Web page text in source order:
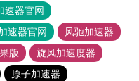
速器官网
速器官网
风驰加速器
版
旋风加速度器
原子加速器